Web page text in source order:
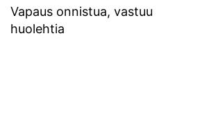
Vapaus onnistua, vastuu
huolehtia